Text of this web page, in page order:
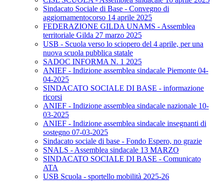
Sindacato Sociale di Base - Convegno di
aggiornamentocorso 14 aprile 2025
FEDERAZIONE GILDA UNAMS - Assemblea
territoriale Gilda 27 marzo 2025
USB - Scuola verso lo sciopero del 4 aprile, per una
nuova scuola pubblica statale
SADOC INFORMA N. 1 2025
ANIEF - Indizione assemblea sindacale Piemonte 04-
04-2025
SINDACATO SOCIALE DI BASE - informazione
ricorsi
ANIEF - Indizione assemblea sindacale nazionale 10-
03-2025
ANIEF - Indizione assemblea sindacale insegnanti di
sostegno 07-03-2025
Sindacato sociale di base - Fondo Espero, no grazie
SNALS - Assemblea sindacale 13 MARZO
SINDACATO SOCIALE DI BASE - Comunicato
ATA
USB Scuola - sportello mobilità 2025-26